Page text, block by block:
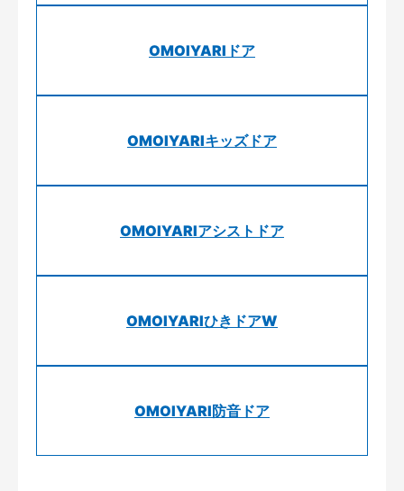
OMOIYARIドア
OMOIYARIキッズドア
OMOIYARIアシストドア
OMOIYARIひきドアW
OMOIYARI防音ドア